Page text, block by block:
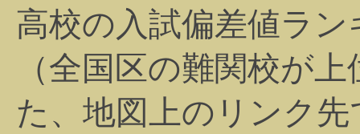
高校の入試偏差値ラ
（全国区の難関校が
た、地図上のリンク